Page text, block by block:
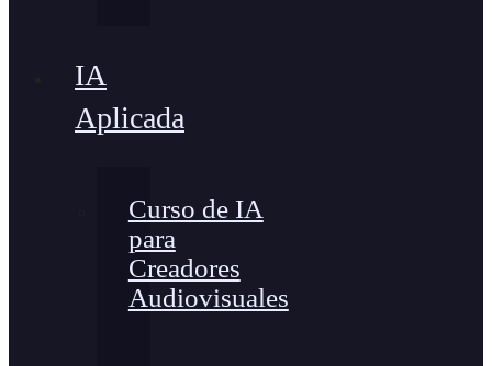
IA
Aplicada
Curso de IA
para
Creadores
Audiovisuales